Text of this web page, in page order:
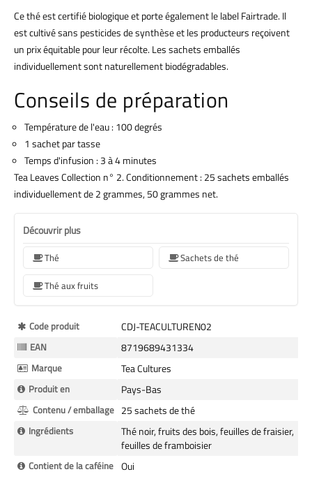
Ce thé est certifié biologique et porte également le label Fairtrade. Il
est cultivé sans pesticides de synthèse et les producteurs reçoivent
un prix équitable pour leur récolte. Les sachets emballés
individuellement sont naturellement biodégradables.
Conseils de préparation
Température de l'eau : 100 degrés
1 sachet par tasse
Temps d'infusion : 3 à 4 minutes
Tea Leaves Collection n° 2. Conditionnement : 25 sachets emballés
individuellement de 2 grammes, 50 grammes net.
Découvrir plus
Thé
Sachets de thé
Thé aux fruits
Plus
d’information
Code produit CDJ-TEACULTUREN02
EAN 8719689431334
Marque Tea Cultures
Produit en Pays-Bas
Contenu / emballage 25 sachets de thé
Ingrédients
Thé noir, fruits des bois, feuilles de fraisier,
feuilles de framboisier
Contient de la caféine Oui